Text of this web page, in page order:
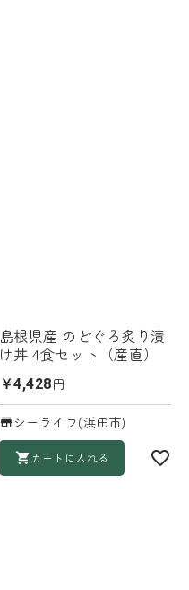
島根県産 のどぐろ炙り漬
け丼 4食セット（産直）
￥4,428円
シーライフ(浜田市)
カートに入れる